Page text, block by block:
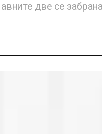
две се